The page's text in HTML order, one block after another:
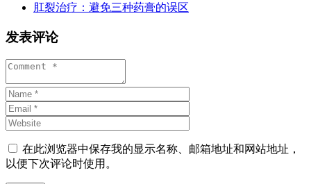
肛裂治疗：避免三种药膏的误区
发表评论
在此浏览器中保存我的显示名称、邮箱地址和网站地址，
以便下次评论时使用。